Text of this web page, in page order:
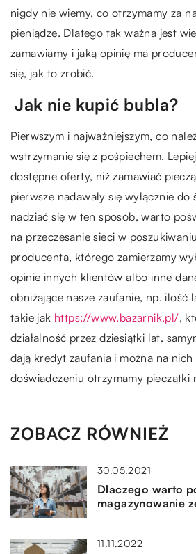
nigdy nie wiemy, co otrzymamy za
pieniądze. Dlatego tak ważna jest
zamawiamy i jaką opinię ma
się, jak to zrobić.
Jak nie kupić bubla?
Pierwszym i najważniejszym, co
wstrzymanie się z pośpiechem.
dostępne oferty, niż zamawiać
pierwsze nadawały się wyłącznie do
nadziać się w ten sposób, warto
na przeczesanie sieci w
producenta, którego zamierzamy
opinie innych klientów albo inne
obniżające nasze zaufanie, np. ilość
takie jak https://www.bazarnik.pl/,
działalność przez dziesiątki lat,
dają kredyt zaufania i można na
doświadczeniu otrzymamy pieczątki
ZOBACZ RÓWNIEŻ
30.05.2021
Dlaczego warto
magazynowanie
11.11.2022